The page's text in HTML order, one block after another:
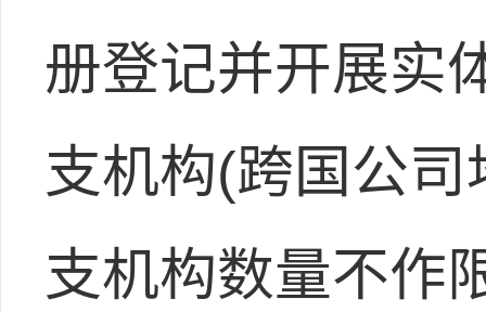
册登记并开展实
支机构(跨国公
支机构数量不作